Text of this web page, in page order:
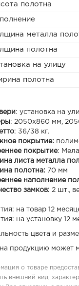
полотна
металла
полотна
на улицу
полотна
: установка на
: 2050х860 мм,
: 36/38 кг.
покрытие:
покрытие:
листа металла
полотна: 70 мм
наполнение
замков: 2 шт.,
на товар 12
на установку 12
цвета и
на продукцию может
о товаре
внешний вид,